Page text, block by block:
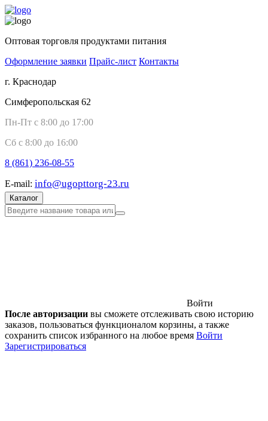
Оптовая торговля продуктами питания
Оформление заявки Прайс-лист Контакты
г. Краснодар
Симферопольская 62
Пн-Пт с 8:00 до 17:00
Сб с 8:00 до 16:00
8 (861) 236-08-55
E-mail: info@ugopttorg-23.ru
Каталог
Войти
После авторизации вы сможете отслеживать свою историю
заказов, пользоваться функционалом корзины, а также
сохранить список избранного на любое время Войти
Зарегистрироваться